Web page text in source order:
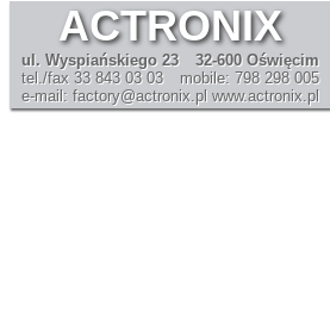
ACTRONIX
ul. Wyspiańskiego 23
tel./fax 33 843 03 03
e-mail: factory@actronix.pl
32-600 Oświęcim
mobile: 798 298 005
www.actronix.pl